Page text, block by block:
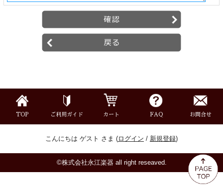
TOP ご利用ガイド カート FAQ お問合せ
こんにちは ゲスト さま (ログイン / 新規登録)
©株式会社永江楽器 all right reseaved.
楽器ケース＆ケースカバー
楽器スタンド
チューナー・メトロノーム
譜面台・指揮棒
音楽ギフト・雑貨